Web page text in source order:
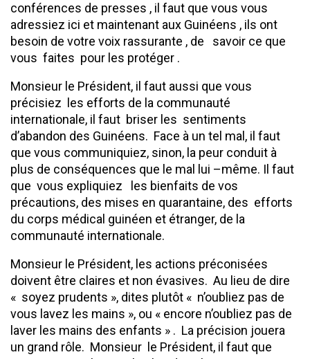
conférences de presses , il faut que vous vous
adressiez ici et maintenant aux Guinéens , ils ont
besoin de votre voix rassurante , de savoir ce que
vous faites pour les protéger .
Monsieur le Président, il faut aussi que vous
précisiez les efforts de la communauté
internationale, il faut briser les sentiments
d’abandon des Guinéens. Face à un tel mal, il faut
que vous communiquiez, sinon, la peur conduit à
plus de conséquences que le mal lui –même. Il faut
que vous expliquiez les bienfaits de vos
précautions, des mises en quarantaine, des efforts
du corps médical guinéen et étranger, de la
communauté internationale.
Monsieur le Président, les actions préconisées
doivent être claires et non évasives. Au lieu de dire
« soyez prudents », dites plutôt « n’oubliez pas de
vous lavez les mains », ou « encore n’oubliez pas de
laver les mains des enfants » . La précision jouera
un grand rôle. Monsieur le Président, il faut que